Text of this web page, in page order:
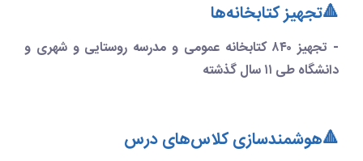
🔺تجهیز کتابخانه‌ها
- تجهیز ۸۴۰ کتابخانه عمومی و مدرسه روستایی و شهری و
دانشگاه‌ طی ۱۱ سال گذشته
🔺هوشمندسازی کلاس‌های درس